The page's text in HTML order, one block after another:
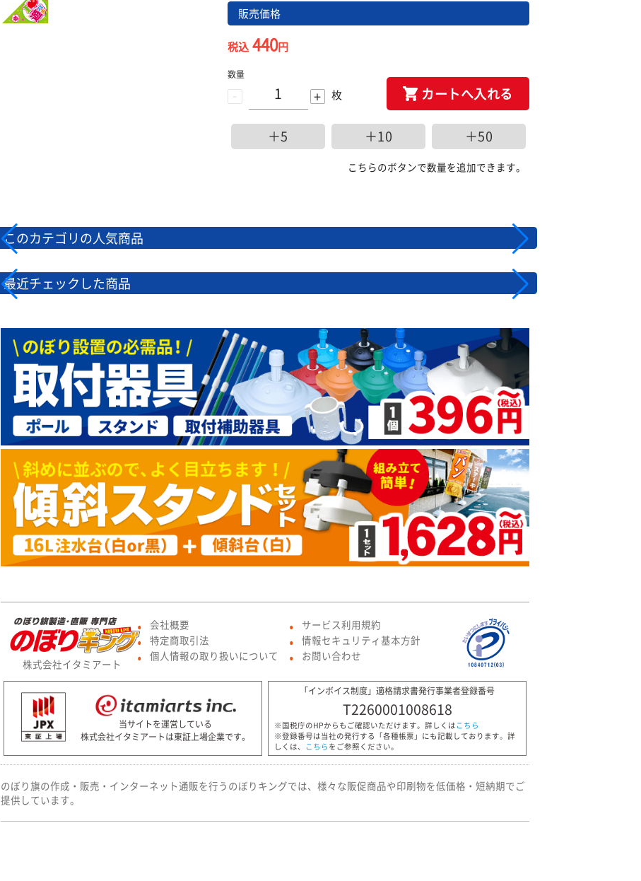
販売価格
税込 440円
-
数量
+ 枚 カートへ入れる
＋5 ＋10 ＋50
こちらのボタンで数量を追加できます。
このカテゴリの人気商品
最近チェックした商品
株式会社イタミアート
● 会社概要
● 特定商取引法
● 個人情報の取り扱いについて
● サービス利用規約
● 情報セキュリティ基本方針
● お問い合わせ
当サイトを運営している
株式会社イタミアートは東証上場企業です。
「インボイス制度」適格請求書発行事業者登録番号
T2260001008618
※国税庁のHPからもご確認いただけます。詳しくは こちら
※登録番号は当社の発行する「各種帳票」にも記載しております。詳
しくは、
こちら をご参照ください。
のぼり旗の作成・販売・インターネット通販を行うのぼりキングでは、様々な販促商品や印刷物を低価格・短納期でご
提供しています。